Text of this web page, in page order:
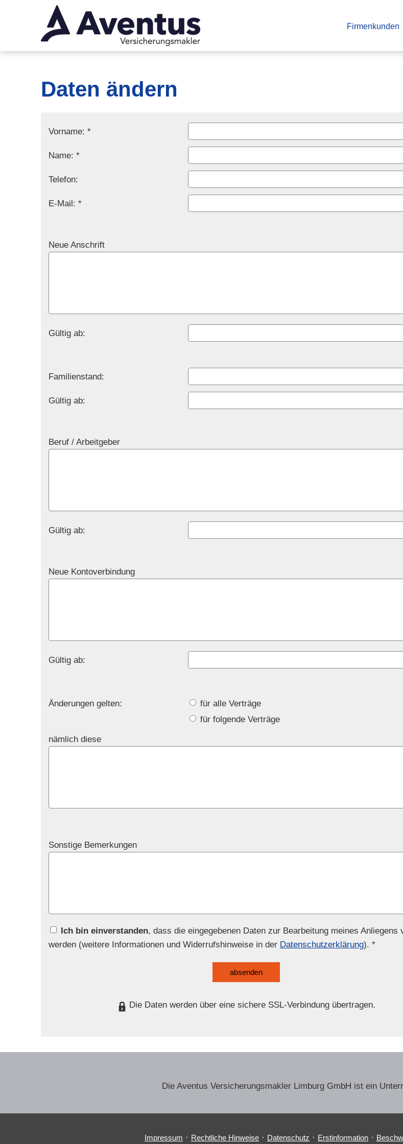
Firmenkunden
Daten ändern
Vorname: *
Name: *
Telefon:
E-Mail: *
Neue Anschrift
Gültig ab:
Familienstand:
Gültig ab:
Beruf / Arbeitgeber
Gültig ab:
Neue Kontoverbindung
Gültig ab:
Änderungen gelten:
für alle Verträge
für folgende Verträge
nämlich diese
Sonstige Bemerkungen
Ich bin einverstanden, dass die eingegebenen Daten zur Bearbeitung meines Anliegens
werden (weitere Informationen und Widerrufshinweise in der Datenschutzerklärung). *
absenden
Die Daten werden über eine sichere SSL-Verbindung übertragen.
Die Aventus Ver­sicherungs­makler Limburg GmbH ist ein
Impressum · Rechtliche Hinweise · Datenschutz · Erstinformation ·